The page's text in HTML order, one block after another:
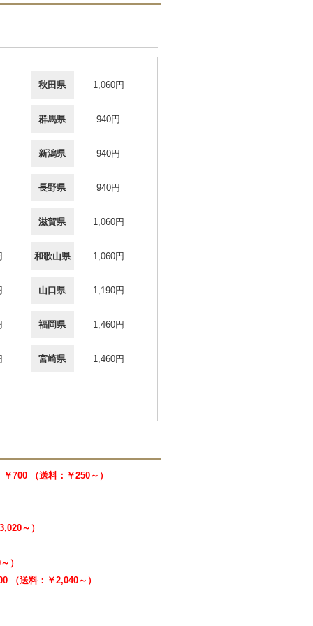
秋田県 1,060円
群馬県 940円
新潟県 940円
長野県 940円
滋賀県 1,060円
和歌山県 1,060円
山口県 1,190円
福岡県 1,460円
宮崎県 1,460円
￥700 （送料：￥250～）
～）
）
（送料：￥2,040～）